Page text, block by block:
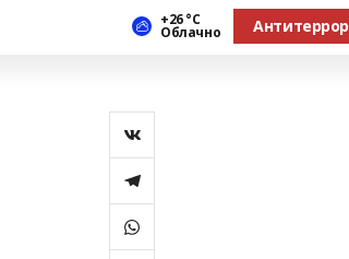
+26 °С
Облачно Антитеррор